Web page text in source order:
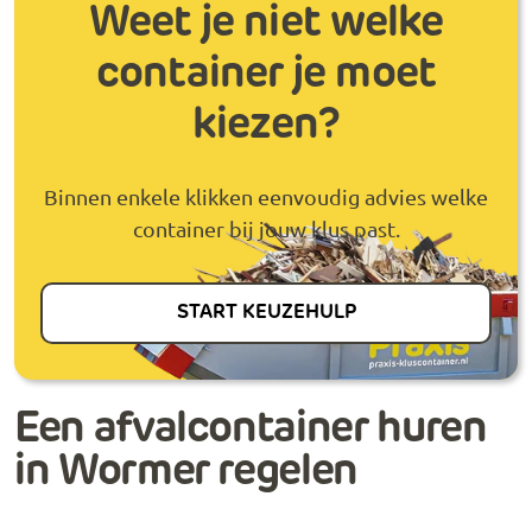
Weet je niet welke
container je moet
kiezen?
Binnen enkele klikken eenvoudig advies welke
container bij jouw klus past.
START KEUZEHULP
Een afvalcontainer huren
in Wormer regelen